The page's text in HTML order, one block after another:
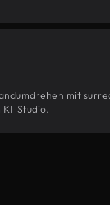
mit
KI-Studio.